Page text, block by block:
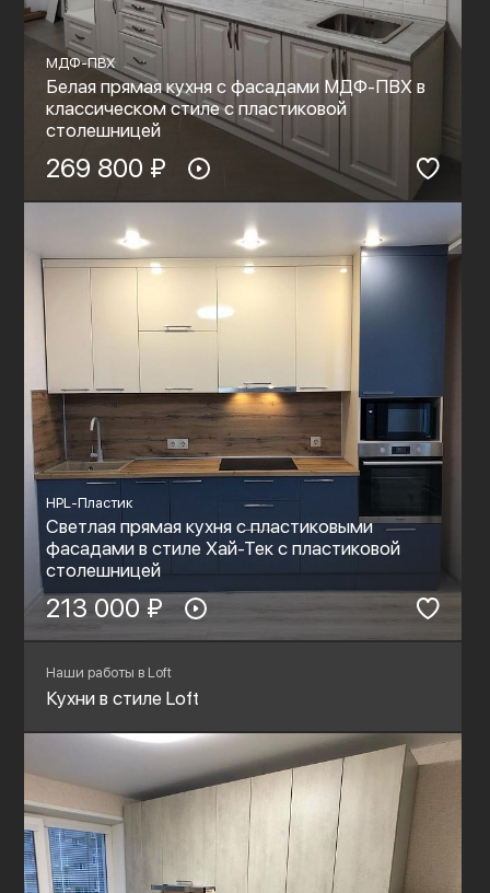
МДФ-ПВХ
Белая прямая кухня с фасадами МДФ-ПВХ в
классическом стиле с пластиковой
столешницей
269 800 ₽
HPL-Пластик
Светлая прямая кухня с пластиковыми
фасадами в стиле Хай-Тек с пластиковой
столешницей
213 000 ₽
Наши работы в Loft
Кухни в стиле Loft